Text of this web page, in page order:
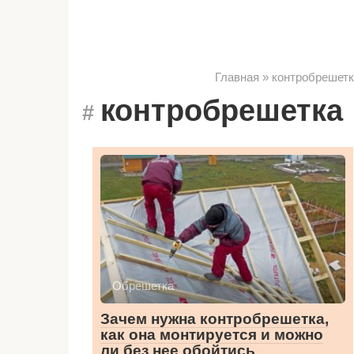
Главная »
контробрешетка
Обрешетка
Зачем нужна контробрешетка,
как она монтируется и можно
ли без нее обойтись